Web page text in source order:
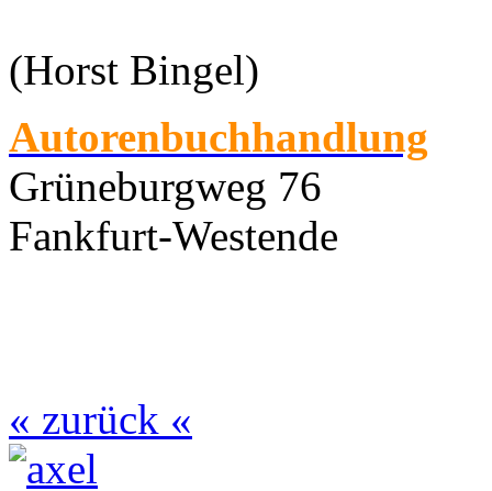
(Horst Bingel)
Autorenbuchhandlung
Grüneburgweg 76
Fankfurt-Westende
« zurück «